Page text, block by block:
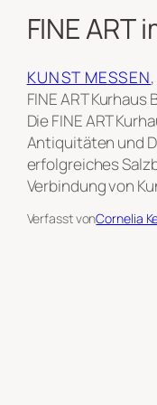
FINE
KUNST MESSEN,
FINE ART
Die FINE ART
Antiquitäten und
erfolgreiches
Verbindung von
Verfasst vonCornelia